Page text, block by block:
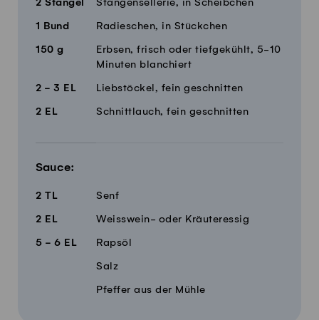
2 Stängel Stangensellerie, in Scheibchen
1 Bund Radieschen, in Stückchen
150 g
Erbsen, frisch oder tiefgekühlt, 5-10
Minuten blanchiert
2 - 3 EL Liebstöckel, fein geschnitten
2 EL Schnittlauch, fein geschnitten
Sauce:
2 TL Senf
2 EL Weisswein- oder Kräuteressig
5 - 6 EL Rapsöl
Salz
Pfeffer aus der Mühle